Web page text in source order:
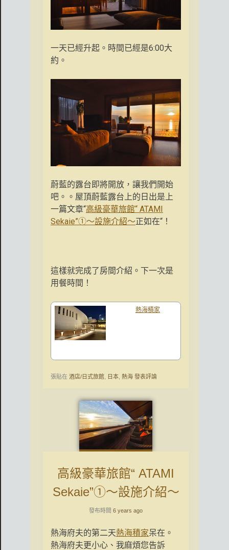
一天已經升起。時間已經是6:00大
約。
蔚藍的露台即將開放，讓我們開始
吧。。屋頂蔚藍露台上的日出是上
一篇文章“高級豪華旅館“ ATAMI
Sekaie”①〜設施介紹〜正如在“！
這樣就完成了房間介紹。下一次是
用餐時間！
熱海積家
張貼在 酒店/日式旅館 日本 熱海 發表評論
高級豪華旅館“ ATAMI
Sekaie”①〜設施介紹〜
發布時間 6 years ago
熱海府夫的第二天熱海積家呆在。
熱海府夫更小心、我麻煩您告訴